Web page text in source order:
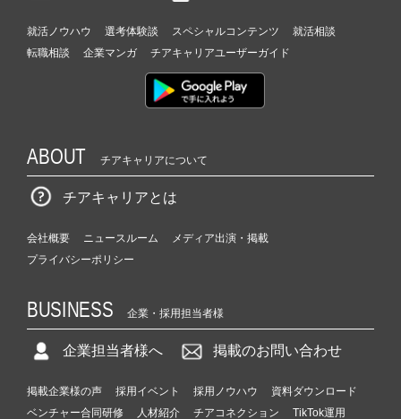
就活ノウハウ 選考体験談 スペシャルコンテンツ
就活相談
転職相談
企業マンガ チアキャリアユーザーガイド
ABOUT チアキャリアについて
チアキャリアとは
会社概要 ニュースルーム
メディア出演・掲載
プライバシーポリシー
BUSINESS 企業・採用担当者様
企業担当者様へ 掲載のお問い合わせ
掲載企業様の声 採用イベント 採用ノウハウ
資料ダウンロード
ベンチャー合同研修
人材紹介 チアコネクション TikTok運用